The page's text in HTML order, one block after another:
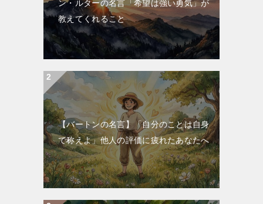
ン・ルターの名言「希望は強い勇気」が
教えてくれること
【バートンの名言】「自分のことは自身
で称えよ」他人の評価に疲れたあなたへ